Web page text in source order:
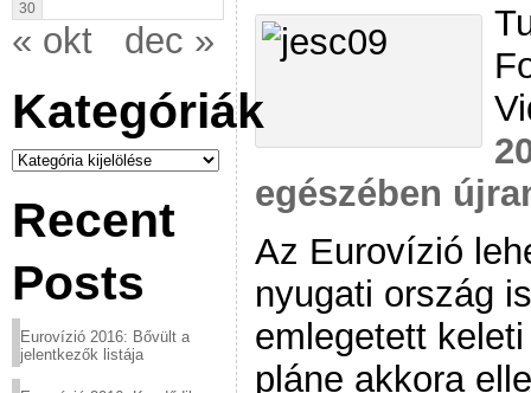
30
« okt dec »
Kategóriák
Kategóriák
Recent
Posts
Eurovízió 2016: Bővült a
jelentkezők listája
egészében
Az Eurovízió
nyugati ország
emlegetett
pláne akkora